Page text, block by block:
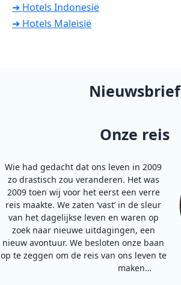
➜ Hotels Indonesië
➜ Hotels Maleisië
Nieuwsbrief
Onze reis
Wie had gedacht dat ons leven in 2009
zo drastisch zou veranderen. Het was
2009 toen wij voor het eerst een verre
reis maakte. We zaten ‘vast’ in de sleur
van het dagelijkse leven en waren op
zoek naar nieuwe uitdagingen, een
nieuw avontuur. We besloten onze baan
op te zeggen om de reis van ons leven te
maken…